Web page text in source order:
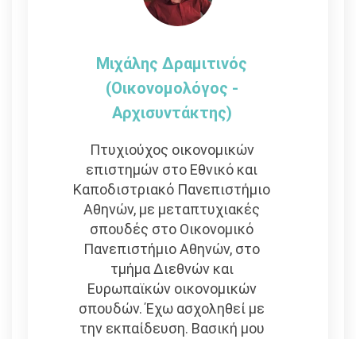
Μιχάλης Δραμιτινός
(Οικονομολόγος -
Αρχισυντάκτης)
Πτυχιούχος οικονομικών
επιστημών στο Εθνικό και
Καποδιστριακό Πανεπιστήμιο
Αθηνών, με μεταπτυχιακές
σπουδές στο Οικονομικό
Πανεπιστήμιο Αθηνών, στο
τμήμα Διεθνών και
Ευρωπαϊκών οικονομικών
σπουδών. Έχω ασχοληθεί με
την εκπαίδευση. Βασική μου